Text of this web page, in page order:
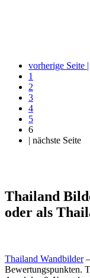
vorherige Seite |
1
2
3
4
5
6
| nächste Seite
Thailand
oder als
Thailand Wandbilder–
Bewertungspunkten.